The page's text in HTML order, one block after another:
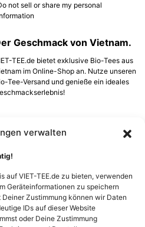
verwalten
auf VIET-TEE.de zu bieten, verwenden
Geräteinformationen zu speichern
Zustimmung können wir Daten
IDs auf dieser Website
oder Deine Zustimmung
not sell or share my personal
Geschmack von Vietnam.
TEE.de bietet exklusive Bio-Tees aus
im Online-Shop an. Nutze unseren
Tee-Versand und genieße ein ideales